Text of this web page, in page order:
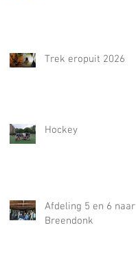
Trek eropuit 2026
Hockey
Afdeling 5 en 6 naar
Breendonk